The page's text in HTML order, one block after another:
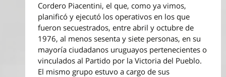
Cordero Piacentini, el que, como ya vimos,
planificó y ejecutó los operativos en los que
fueron secuestrados, entre abril y octubre de
1976, al menos sesenta y siete personas, en su
mayoría ciudadanos uruguayos pertenecientes o
vinculados al Partido por la Victoria del Pueblo.
El mismo grupo estuvo a cargo de sus